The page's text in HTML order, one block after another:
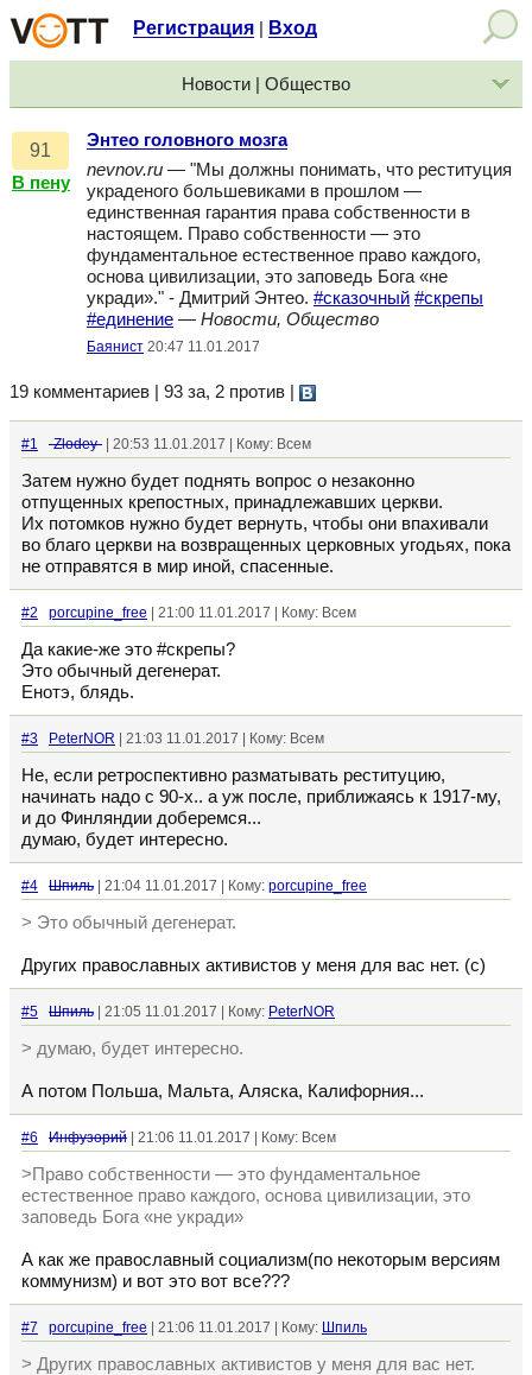
Регистрация Вход
Новости | Общество
91
В пену
Энтео головного мозга
nevnov.ru — "Мы должны понимать, что реституция
украденого большевиками в прошлом —
единственная гарантия права собственности в
настоящем. Право собственности — это
фундаментальное естественное право каждого,
основа цивилизации, это заповедь Бога «не
укради»." - Дмитрий Энтео. #сказочный #скрепы
#единение — Новости, Общество
Баянист 20:47 11.01.2017
19 комментариев | 93 за, 2 против
#1 -Zlodey- | 20:53 11.01.2017 | Кому: Всем
Затем нужно будет поднять вопрос о незаконно
отпущенных крепостных, принадлежавших церкви.
Их потомков нужно будет вернуть, чтобы они впахивали
во благо церкви на возвращенных церковных угодьях, пока
не отправятся в мир иной, спасенные.
#2 porcupine_free | 21:00 11.01.2017 | Кому: Всем
Да какие-же это #скрепы?
Это обычный дегенерат.
Енотэ, блядь.
#3 PeterNOR | 21:03 11.01.2017 | Кому: Всем
Не, если ретроспективно разматывать реституцию,
начинать надо с 90-х.. а уж после, приближаясь к 1917-му,
и до Финляндии доберемся...
думаю, будет интересно.
#4 Шпиль | 21:04 11.01.2017 | Кому: porcupine_free
> Это обычный дегенерат.
Других православных активистов у меня для вас нет. (с)
#5 Шпиль | 21:05 11.01.2017 | Кому: PeterNOR
> думаю, будет интересно.
А потом Польша, Мальта, Аляска, Калифорния...
#6 Инфузорий | 21:06 11.01.2017 | Кому: Всем
>Право собственности — это фундаментальное
естественное право каждого, основа цивилизации, это
заповедь Бога «не укради»
А как же православный социализм(по некоторым версиям
коммунизм) и вот это вот все???
#7 porcupine_free | 21:06 11.01.2017 | Кому: Шпиль
> Других православных активистов у меня для вас нет.